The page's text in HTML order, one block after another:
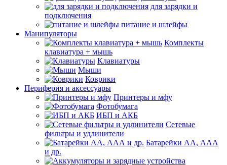
для зарядки и
подключения
питание и шлейфы
Манипуляторы
Комплекты
клавиатура + мышь
Клавиатуры
Мыши
Коврики
Периферия и аксессуары
Принтеры и мфу
Фотобумага
ИБП и АКБ
Сетевые
фильтры и удлинители
Батарейки АА, ААА
и др.